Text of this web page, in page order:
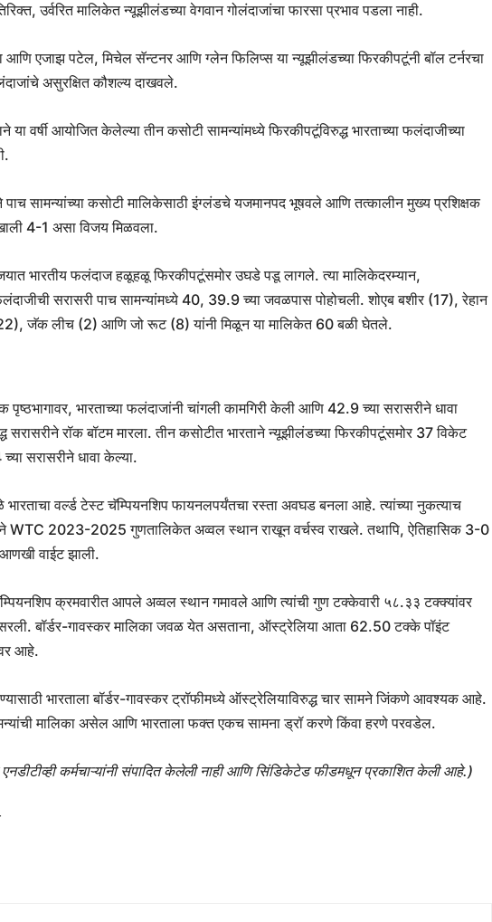
उर्वरित मालिकेत न्यूझीलंडच्या वेगवान गोलंदाजांचा फारसा प्रभाव पडला नाही.
एजाझ पटेल, मिचेल सॅन्टनर आणि ग्लेन फिलिप्स या न्यूझीलंडच्या फिरकीपटूंनी बॉल टर्नरचा
असुरक्षित कौशल्य दाखवले.
या वर्षी आयोजित केलेल्या तीन कसोटी सामन्यांमध्ये फिरकीपटूंविरुद्ध भारताच्या फलंदाजीच्या
पाच सामन्यांच्या कसोटी मालिकेसाठी इंग्लंडचे यजमानपद भूषवले आणि तत्कालीन मुख्य प्रशिक्षक
4-1 असा विजय मिळवला.
भारतीय फलंदाज हळूहळू फिरकीपटूंसमोर उघडे पडू लागले. त्या मालिकेदरम्यान,
सरासरी पाच सामन्यांमध्ये 40, 39.9 च्या जवळपास पोहोचली. शोएब बशीर (17), रेहान
जॅक लीच (2) आणि जो रूट (8) यांनी मिळून या मालिकेत 60 बळी घेतले.
पृष्ठभागावर, भारताच्या फलंदाजांनी चांगली कामगिरी केली आणि 42.9 च्या सरासरीने धावा
सरासरीने रॉक बॉटम मारला. तीन कसोटीत भारताने न्यूझीलंडच्या फिरकीपटूंसमोर 37 विकेट
सरासरीने धावा केल्या.
भारताचा वर्ल्ड टेस्ट चॅम्पियनशिप फायनलपर्यंतचा रस्ता अवघड बनला आहे. त्यांच्या नुकत्याच
WTC 2023-2025 गुणतालिकेत अव्वल स्थान राखून वर्चस्व राखले. तथापि, ऐतिहासिक 3-0
आणखी वाईट झाली.
क्रमवारीत आपले अव्वल स्थान गमावले आणि त्यांची गुण टक्केवारी ५८.३३ टक्क्यांवर
बॉर्डर-गावस्कर मालिका जवळ येत असताना, ऑस्ट्रेलिया आता 62.50 टक्के पॉइंट
आहे.
भारताला बॉर्डर-गावस्कर ट्रॉफीमध्ये ऑस्ट्रेलियाविरुद्ध चार सामने जिंकणे आवश्यक आहे.
मालिका असेल आणि भारताला फक्त एकच सामना ड्रॉ करणे किंवा हरणे परवडेल.
कर्मचाऱ्यांनी संपादित केलेली नाही आणि सिंडिकेटेड फीडमधून प्रकाशित केली आहे.)